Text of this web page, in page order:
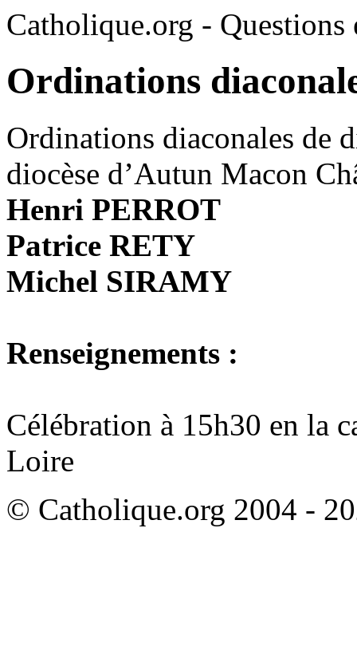
Catholique.org - Questions
Ordinations
Ordinations diaconales de
diocèse d’Autun Macon
Henri PERROT
Patrice RETY
Michel SIRAMY
Renseignements :
Célébration à 15h30 en la
Loire
© Catholique.org 2004 -